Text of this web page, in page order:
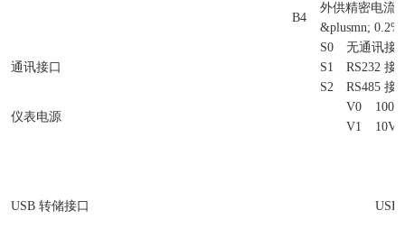
B4
外供精密电流
&plusmn;
通讯接口
S0
无通讯接
S1
RS232 接
S2
RS485 接
仪表电源
V0
V1
10V
USB 转储接口 USB